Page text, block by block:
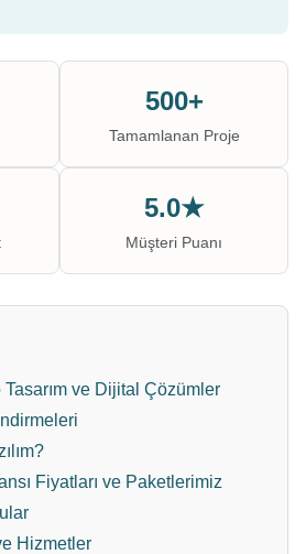
500+
Tamamlanan Proje
5.0★
Müşteri Puanı
ve Dijital Çözümler
Fiyatları ve Paketlerimiz
Hizmetler